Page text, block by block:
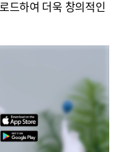
드하여 더욱 창의적인